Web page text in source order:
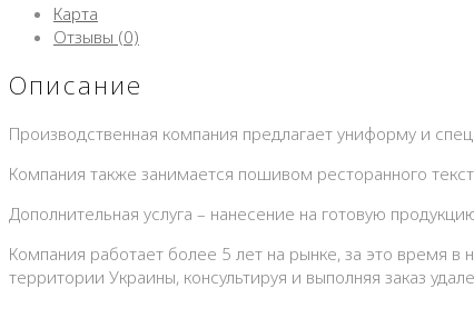
Карта
Отзывы (0)
Описание
Производственная компания предлагает униформу и
Компания также занимается пошивом ресторанного
Дополнительная услуга – нанесение на готовую
Компания работает более 5 лет на рынке, за это время
территории Украины, консультируя и выполняя заказ